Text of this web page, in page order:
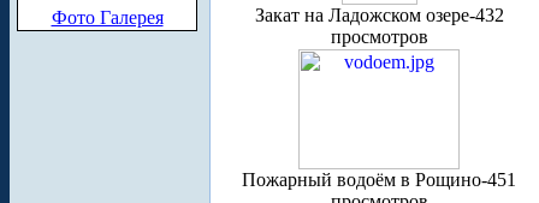
Фото Галерея
Закат на Ладожском озере-432
просмотров
Пожарный водоём в Рощино-451